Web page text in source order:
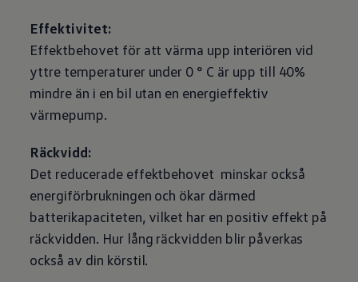
Bonus malus
TCO - Total ägandekostnad
Ordlista
Fleet Interface Data
Millån
Köpa
Erbjudanden
Vilken Volkswagen passar dig?
Hitta din återförsäljare
Köp tillbehör
Finansiering
Privatleasing Online
Privatleasing Online
Leasing
Effektivitet:
Effektbehovet för att värma upp interiören vid
yttre temperaturer under 0 ° C är upp till 40%
mindre än i en bil utan en energieffektiv
värmepump.
Räckvidd:
Det reducerade effektbehovet minskar också
energiförbrukningen och ökar därmed
batterikapaciteten, vilket har en positiv effekt på
räckvidden. Hur lång räckvidden blir påverkas
också av din körstil.